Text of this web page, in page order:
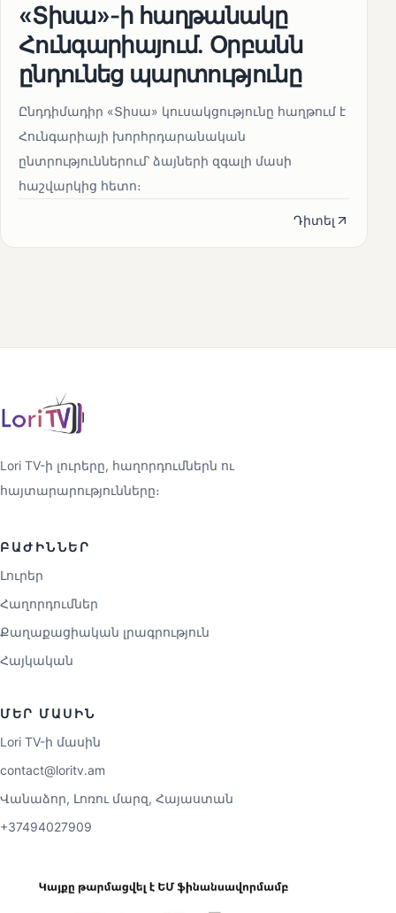
«Տիսա»-ի հաղթանակը
Հունգարիայում․ Օրբանն
ընդունեց պարտությունը
Ընդդիմադիր «Տիսա» կուսակցությունը հաղթում է
Հունգարիայի խորհրդարանական
ընտրություններում՝ ձայների զգալի մասի
հաշվարկից հետո։
Դիտել
Lori TV-ի լուրերը, հաղորդումներն ու
հայտարարությունները։
ԲԱԺԻՆՆԵՐ
Լուրեր
Հաղորդումներ
Քաղաքացիական լրագրություն
Հայկական
ՄԵՐ ՄԱՍԻՆ
Lori TV-ի մասին
contact@loritv.am
Վանաձոր, Լոռու մարզ, Հայաստան
+37494027909